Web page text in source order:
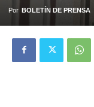
Por BOLETÍN DE PRENSA